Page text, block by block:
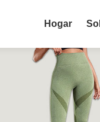
Hogar